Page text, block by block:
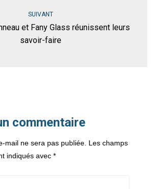
SUIVANT
et Fany Glass réunissent leurs
savoir-faire
commentaire
mail ne sera pas publiée. Les champs
indiqués avec *